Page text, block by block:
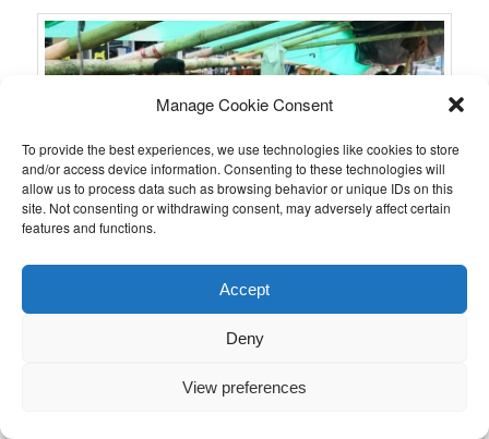
Manage Cookie Consent
To provide the best experiences, we use technologies like cookies to store
and/or access device information. Consenting to these technologies will
allow us to process data such as browsing behavior or unique IDs on this
site. Not consenting or withdrawing consent, may adversely affect certain
features and functions.
Accept
Deny
View preferences